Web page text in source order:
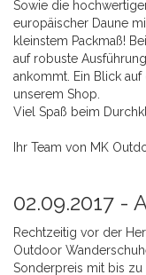
Sowie die
europäischer Daune
kleinstem Packmaß!
auf robuste
ankommt. Ein Blick auf
unserem Shop.
Viel Spaß beim
Ihr Team von MK
02.09.2017 -
Rechtzeitig vor der
Outdoor
Sonderpreis mit bis zu